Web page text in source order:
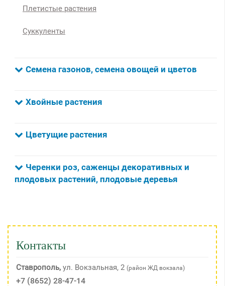
Плетистые растения
Суккуленты
Семена газонов, семена овощей и цветов
Хвойные растения
Цветущие растения
Черенки роз, саженцы декоративных и
плодовых растений, плодовые деревья
Контакты
Ставрополь, ул. Вокзальная, 2 (район ЖД вокзала)
+7 (8652) 28-47-14